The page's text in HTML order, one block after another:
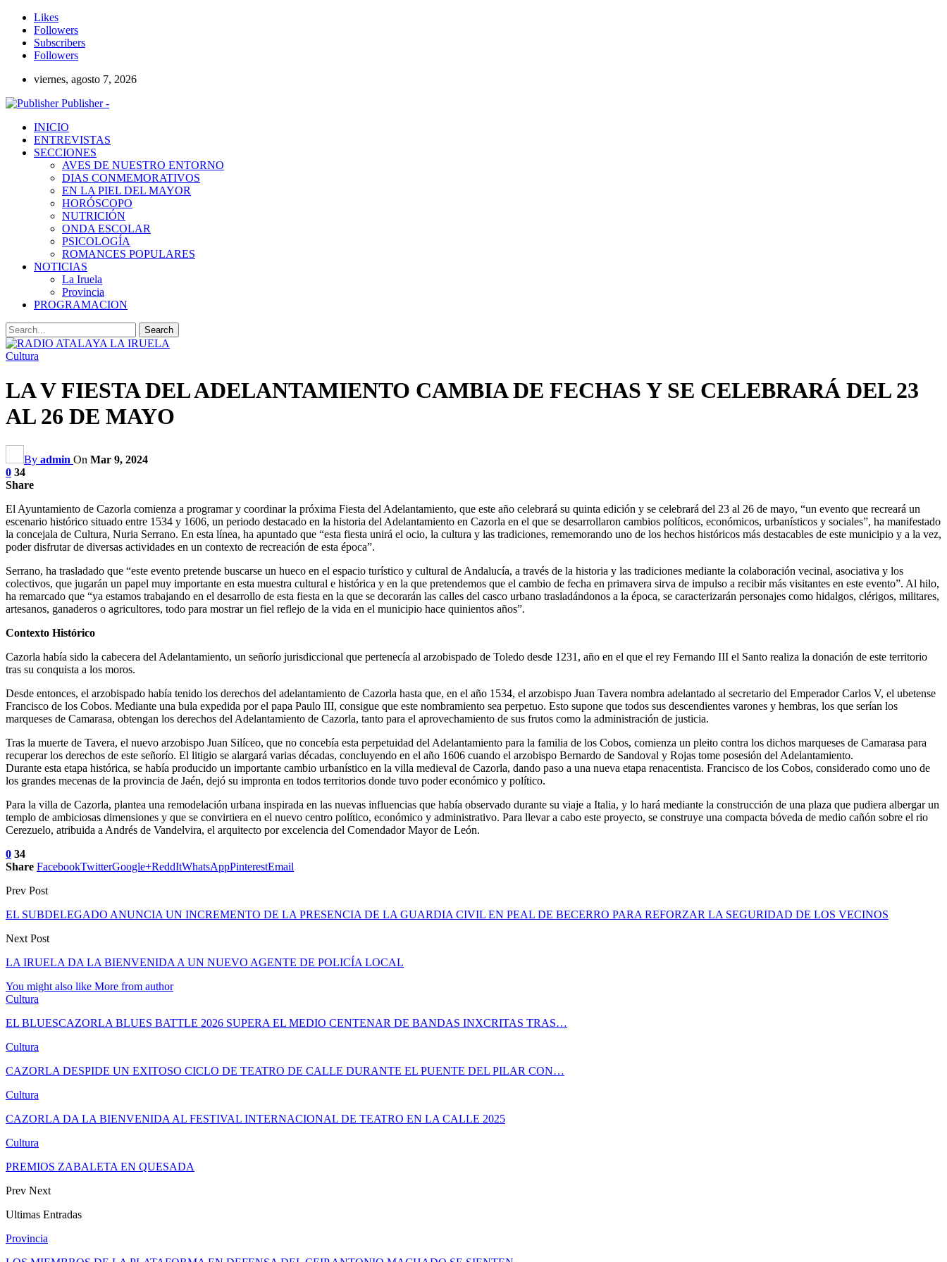
Likes
Followers
Subscribers
Followers
viernes, agosto 7, 2026
Publisher -
INICIO
ENTREVISTAS
SECCIONES
AVES DE NUESTRO ENTORNO
DIAS CONMEMORATIVOS
EN LA PIEL DEL MAYOR
HORÓSCOPO
NUTRICIÓN
ONDA ESCOLAR
PSICOLOGÍA
ROMANCES POPULARES
NOTICIAS
La Iruela
Provincia
PROGRAMACION
Cultura
LA V FIESTA DEL ADELANTAMIENTO CAMBIA DE FECHAS Y SE CELEBRARÁ DEL 23
AL 26 DE MAYO
By admin On Mar 9, 2024
0 34
Share
El Ayuntamiento de Cazorla comienza a programar y coordinar la próxima Fiesta del Adelantamiento, que este año celebrará su quinta edición y se celebrará del 23 al 26 de mayo, “un evento que recreará un
escenario histórico situado entre 1534 y 1606, un periodo destacado en la historia del Adelantamiento en Cazorla en el que se desarrollaron cambios políticos, económicos, urbanísticos y sociales”, ha manifestado
la concejala de Cultura, Nuria Serrano. En esta línea, ha apuntado que “esta fiesta unirá el ocio, la cultura y las tradiciones, rememorando uno de los hechos históricos más destacables de este municipio y a la vez,
poder disfrutar de diversas actividades en un contexto de recreación de esta época”.
Serrano, ha trasladado que “este evento pretende buscarse un hueco en el espacio turístico y cultural de Andalucía, a través de la historia y las tradiciones mediante la colaboración vecinal, asociativa y los
colectivos, que jugarán un papel muy importante en esta muestra cultural e histórica y en la que pretendemos que el cambio de fecha en primavera sirva de impulso a recibir más visitantes en este evento”. Al hilo,
ha remarcado que “ya estamos trabajando en el desarrollo de esta fiesta en la que se decorarán las calles del casco urbano trasladándonos a la época, se caracterizarán personajes como hidalgos, clérigos, militares,
artesanos, ganaderos o agricultores, todo para mostrar un fiel reflejo de la vida en el municipio hace quinientos años”.
Contexto Histórico
Cazorla había sido la cabecera del Adelantamiento, un señorío jurisdiccional que pertenecía al arzobispado de Toledo desde 1231, año en el que el rey Fernando III el Santo realiza la donación de este territorio
tras su conquista a los moros.
Desde entonces, el arzobispado había tenido los derechos del adelantamiento de Cazorla hasta que, en el año 1534, el arzobispo Juan Tavera nombra adelantado al secretario del Emperador Carlos V, el ubetense
Francisco de los Cobos. Mediante una bula expedida por el papa Paulo III, consigue que este nombramiento sea perpetuo. Esto supone que todos sus descendientes varones y hembras, los que serían los
marqueses de Camarasa, obtengan los derechos del Adelantamiento de Cazorla, tanto para el aprovechamiento de sus frutos como la administración de justicia.
Tras la muerte de Tavera, el nuevo arzobispo Juan Silíceo, que no concebía esta perpetuidad del Adelantamiento para la familia de los Cobos, comienza un pleito contra los dichos marqueses de Camarasa para
recuperar los derechos de este señorío. El litigio se alargará varias décadas, concluyendo en el año 1606 cuando el arzobispo Bernardo de Sandoval y Rojas tome posesión del Adelantamiento.
Durante esta etapa histórica, se había producido un importante cambio urbanístico en la villa medieval de Cazorla, dando paso a una nueva etapa renacentista. Francisco de los Cobos, considerado como uno de
los grandes mecenas de la provincia de Jaén, dejó su impronta en todos territorios donde tuvo poder económico y político.
Para la villa de Cazorla, plantea una remodelación urbana inspirada en las nuevas influencias que había observado durante su viaje a Italia, y lo hará mediante la construcción de una plaza que pudiera albergar un
templo de ambiciosas dimensiones y que se convirtiera en el nuevo centro político, económico y administrativo. Para llevar a cabo este proyecto, se construye una compacta bóveda de medio cañón sobre el rio
Cerezuelo, atribuida a Andrés de Vandelvira, el arquitecto por excelencia del Comendador Mayor de León.
0 34
Share FacebookTwitterGoogle+ReddItWhatsAppPinterestEmail
Prev Post
EL SUBDELEGADO ANUNCIA UN INCREMENTO DE LA PRESENCIA DE LA GUARDIA CIVIL EN PEAL DE BECERRO PARA REFORZAR LA SEGURIDAD DE LOS VECINOS
Next Post
LA IRUELA DA LA BIENVENIDA A UN NUEVO AGENTE DE POLICÍA LOCAL
You might also like More from author
Cultura
EL BLUESCAZORLA BLUES BATTLE 2026 SUPERA EL MEDIO CENTENAR DE BANDAS INXCRITAS TRAS…
Cultura
CAZORLA DESPIDE UN EXITOSO CICLO DE TEATRO DE CALLE DURANTE EL PUENTE DEL PILAR CON…
Cultura
CAZORLA DA LA BIENVENIDA AL FESTIVAL INTERNACIONAL DE TEATRO EN LA CALLE 2025
Cultura
PREMIOS ZABALETA EN QUESADA
Prev Next
Ultimas Entradas
Provincia